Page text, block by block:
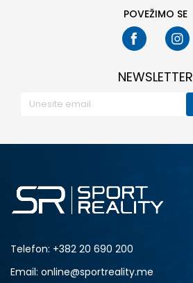
POVEŽIMO SE
NEWSLETTER
Telefon: +382 20 690 200
Email: online@sportreality.me